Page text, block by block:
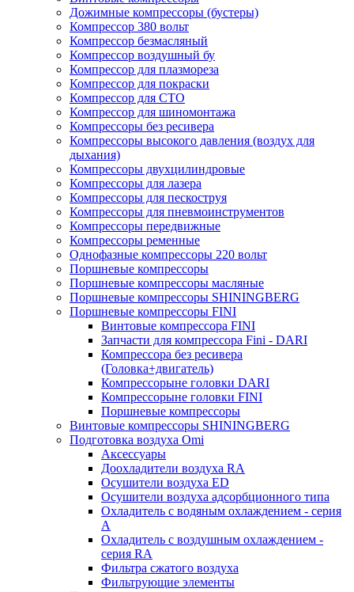
Дожимные компрессоры (бустеры)
Компрессор 380 вольт
Компрессор безмасляный
Компрессор воздушный бу
Компрессор для плазмореза
Компрессор для покраски
Компрессор для СТО
Компрессор для шиномонтажа
Компрессоры без ресивера
Компрессоры высокого давления (воздух для
дыхания)
Компрессоры двухцилиндровые
Компрессоры для лазера
Компрессоры для пескоструя
Компрессоры для пневмоинструментов
Компрессоры передвижные
Компрессоры ременные
Однофазные компрессоры 220 вольт
Поршневые компрессоры
Поршневые компрессоры масляные
Поршневые компрессоры SHININGBERG
Поршневые компрессоры FINI
Винтовые компрессора FINI
Запчасти для компрессора Fini - DARI
Компрессора без ресивера
(Головка+двигатель)
Компрессорыне головки DARI
Компрессорыне головки FINI
Поршневые компрессоры
Винтовые компрессоры SHININGBERG
Подготовка воздуха Omi
Аксессуары
Доохладители воздуха RA
Осушители воздуха ED
Осушители воздуха адсорбционного типа
Охладитель с водяным охлаждением - серия
A
Охладитель с воздушным охлаждением -
серия RA
Фильтра сжатого воздуха
Фильтрующие элементы